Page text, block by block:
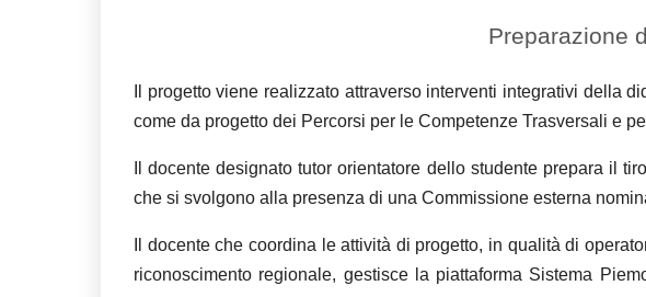
Preparazione
Il progetto viene realizzato attraverso interventi integrativi della
come da progetto dei Percorsi per le Competenze Trasversali e
Il docente designato tutor orientatore dello studente prepara il
che si svolgono alla presenza di una Commissione esterna
Il docente che coordina le attività di progetto, in qualità di
riconoscimento regionale, gestisce la piattaforma Sistema